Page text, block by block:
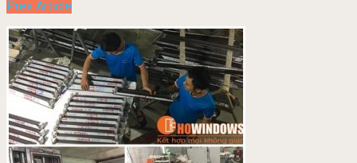
Prev Article